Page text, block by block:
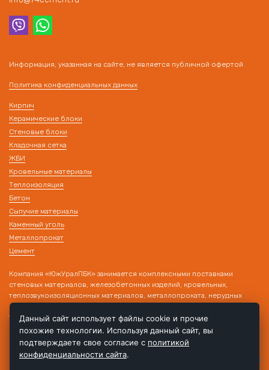
Информация, указанная на сайте, не является публичной офертой
Политика конфиденциальных данных
Кирпич
Керамические блоки
Стеновые блоки
Кладочная сетка
ЖБИ
Кровельные материалы
Теплоизоляция
Бетон
Сыпучие материалы
Каменный уголь
Металлопрокат
Цемент
Компания «ЮжУралПБК» занимается комплексными поставками
стеновых материалов, железобетонных изделий, кровельных,
теплозвукоизоляционных материалов, металлопроката, нерудных
материалов на строительные объекты. Наличие собственного
транспорта и склада позволяет производить поставку товара в день
обращения!
Данный сайт использует файлы cookie и прочие
похожие технологии. Используя данный сайт, вы
подтверждаете свое согласие с политикой
конфиденциальности сайта.